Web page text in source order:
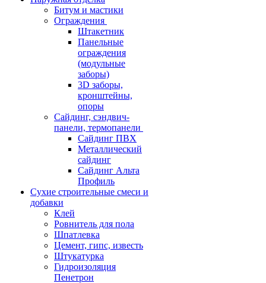
Битум и мастики
Ограждения
Штакетник
Панельные
ограждения
(модульные
заборы)
3D заборы,
кронштейны,
опоры
Cайдинг, сэндвич-
панели, термопанели
Сайдинг ПВХ
Металлический
сайдинг
Сайдинг Альта
Профиль
Сухие строительные смеси и
добавки
Клей
Ровнитель для пола
Шпатлевка
Цемент, гипс, известь
Штукатурка
Гидроизоляция
Пенетрон